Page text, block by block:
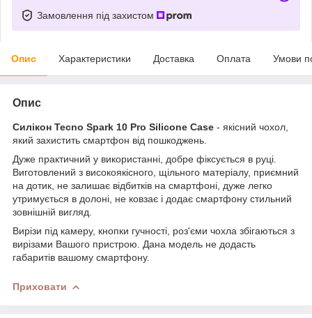
Замовлення під захистом
Опис Характеристики Доставка Оплата Умови
Опис
Силікон Tecno Spark 10 Pro Silicone Case - якісний чохол,
який захистить смартфон від пошкоджень.
Дуже практичний у використанні, добре фіксується в руці.
Виготовлений з високоякісного, щільного матеріалу, приємний
на дотик, не залишає відбитків на смартфоні, дуже легко
утримується в долоні, не ковзає і додає смартфону стильний
зовнішній вигляд.
Вирізи під камеру, кнопки гучності, роз'єми чохла збігаються з
вирізами Вашого пристрою. Дана модель не додасть
габаритів вашому смартфону.
Приховати